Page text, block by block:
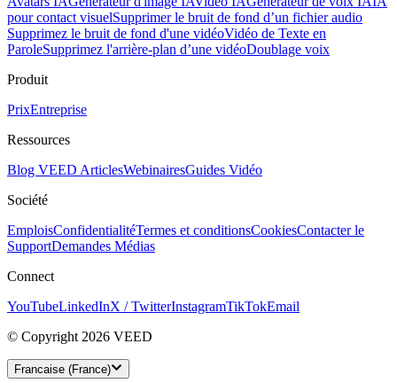
pour contact visuelSupprimer le bruit de fond d’un fichier audio
Supprimez le bruit de fond d'une vidéoVidéo de Texte en
ParoleSupprimez l'arrière-plan d’une vidéoDoublage voix
Produit
PrixEntreprise
Ressources
Blog VEED ArticlesWebinairesGuides Vidéo
Société
EmploisConfidentialitéTermes et conditionsCookiesContacter le
SupportDemandes Médias
Connect
YouTubeLinkedInX / TwitterInstagramTikTokEmail
© Copyright 2026 VEED
Francaise (France)